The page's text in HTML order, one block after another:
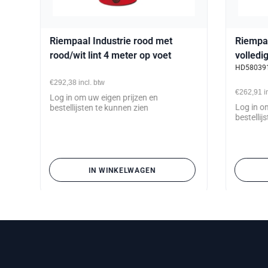
Riempaal Industrie rood met
rood/wit lint 4 meter op voet
€292,38 incl. btw
Log in om uw eigen prijzen en
bestellijsten te kunnen zien
IN WINKELWAGEN
€262,91
Log in